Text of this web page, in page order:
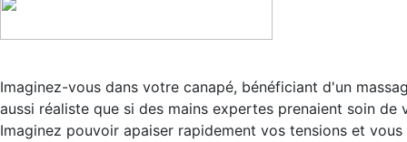
Imaginez-vous dans votre canapé, bénéficiant d'un
aussi réaliste que si des mains expertes prenaient soin de
Imaginez pouvoir apaiser rapidement vos tensions et